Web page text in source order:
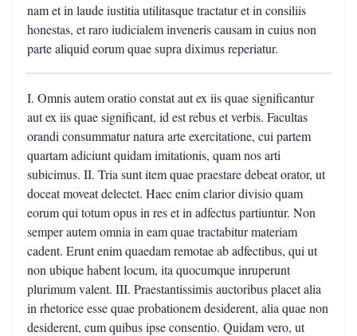
nam et in laude iustitia utilitasque tractatur et in consiliis
honestas, et raro iudicialem inveneris causam in cuius non
parte aliquid eorum quae supra diximus reperiatur.
I. Omnis autem oratio constat aut ex iis quae significantur
aut ex iis quae significant, id est rebus et verbis. Facultas
orandi consummatur natura arte exercitatione, cui partem
quartam adiciunt quidam imitationis, quam nos arti
subicimus. II. Tria sunt item quae praestare debeat orator, ut
doceat moveat delectet. Haec enim clarior divisio quam
eorum qui totum opus in res et in adfectus partiuntur. Non
semper autem omnia in eam quae tractabitur materiam
cadent. Erunt enim quaedam remotae ab adfectibus, qui ut
non ubique habent locum, ita quocumque inruperunt
plurimum valent. III. Praestantissimis auctoribus placet alia
in rhetorice esse quae probationem desiderent, alia quae non
desiderent, cum quibus ipse consentio. Quidam vero, ut